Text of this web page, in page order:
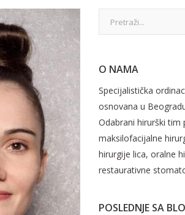
O NAMA
Specijalistička
osnovana u
Odabrani hirurški tim
maksilofacijalne
hirurgije lica, oralne
restaurativne
POSLEDNJE SA